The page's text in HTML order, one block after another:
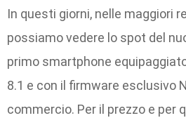
In questi giorni, nelle maggiori
possiamo vedere lo spot del
primo smartphone
8.1 e con il firmware esclusivo
commercio. Per il prezzo e per